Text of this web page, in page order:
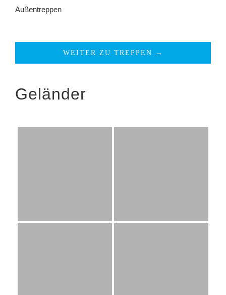
Außentreppen
WEITER ZU TREPPEN →
Geländer